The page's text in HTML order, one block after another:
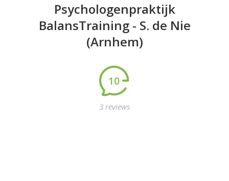
Psychologenpraktijk
BalansTraining - S. de Nie
(Arnhem)
10
3 reviews